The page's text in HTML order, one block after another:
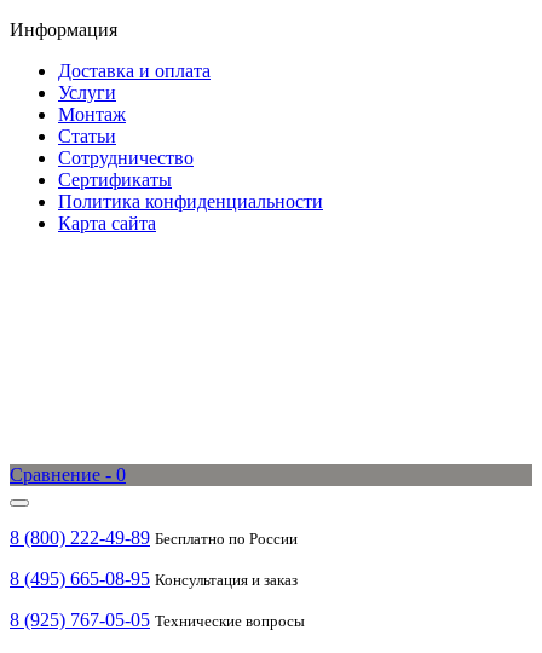
Информация
Доставка и оплата
Услуги
Монтаж
Статьи
Сотрудничество
Сертификаты
Политика конфиденциальности
Карта сайта
Сравнение - 0
8 (800) 222-49-89 Бесплатно по России
8 (495) 665-08-95 Консультация и заказ
8 (925) 767-05-05 Технические вопросы